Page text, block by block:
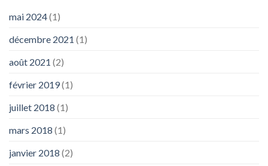
mai 2024(1)
décembre 2021 (1)
août 2021 (2)
février 2019(1)
juillet 2018 (1)
mars 2018 (1)
janvier 2018 (2)